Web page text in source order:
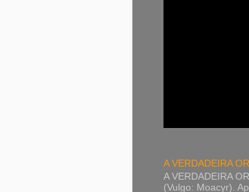
A VERDADEIRA
A VERDADEIRA
(Vulgo: Moacyr).